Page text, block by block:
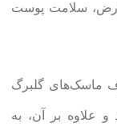
سلامت پوست
ماسک‌های گلبرگ
علاوه بر آن، به